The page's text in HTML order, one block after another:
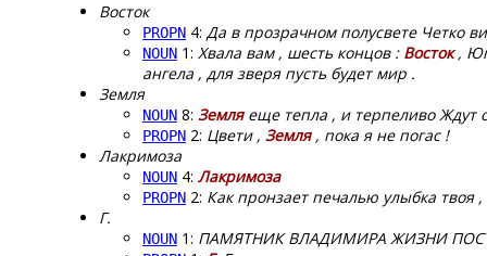
Восток
PROPN 4: Да в прозрачном полусвете Четко
NOUN 1: Хвала вам , шесть концов : Восток, Юг
ангела , для зверя пусть будет мир .
Земля
NOUN 8: Земляеще тепла , и терпеливо Ждут
PROPN 2: Цвети , Земля, пока я не погас !
Лакримоза
NOUN 4: Лакримоза
PROPN 2: Как пронзает печалью улыбка твоя ,
Г.
NOUN 1: ПАМЯТНИК ВЛАДИМИРА ЖИЗНИ